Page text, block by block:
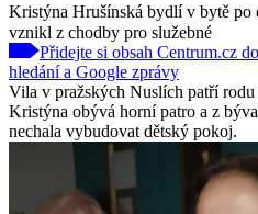
Kristýna Hrušínská bydlí v bytě
vznikl z chodby pro služebné
Přidejte si obsah Centrum.cz
hledání a Google zprávy
Vila v pražských Nuslích patří
Kristýna obývá horní patro a z
nechala vybudovat dětský pokoj.